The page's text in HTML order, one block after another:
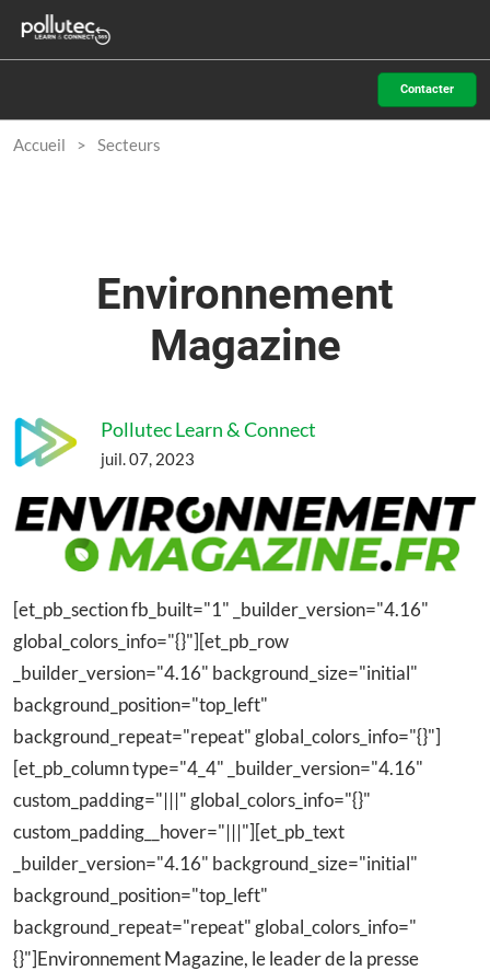
Accéder
au
contenu
Contacter
Accueil Secteurs
Environnement
Magazine
Pollutec Learn & Connect
juil. 07, 2023
[et_pb_section fb_built="1" _builder_version="4.16"
global_colors_info="{}"][et_pb_row
_builder_version="4.16" background_size="initial"
background_position="top_left"
background_repeat="repeat" global_colors_info="{}"]
[et_pb_column type="4_4" _builder_version="4.16"
custom_padding="|||" global_colors_info="{}"
custom_padding__hover="|||"][et_pb_text
_builder_version="4.16" background_size="initial"
background_position="top_left"
background_repeat="repeat" global_colors_info="
{}"]Environnement Magazine, le leader de la presse